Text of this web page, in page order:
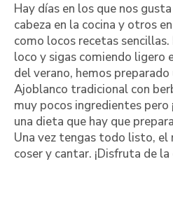
Hay días en los que nos
cabeza en la cocina y otros
como locos recetas
loco y sigas comiendo ligero
del verano, hemos
Ajoblanco tradicional con
muy pocos ingredientes pero
una dieta que hay que
Una vez tengas todo listo, el
coser y cantar. ¡Disfruta de la